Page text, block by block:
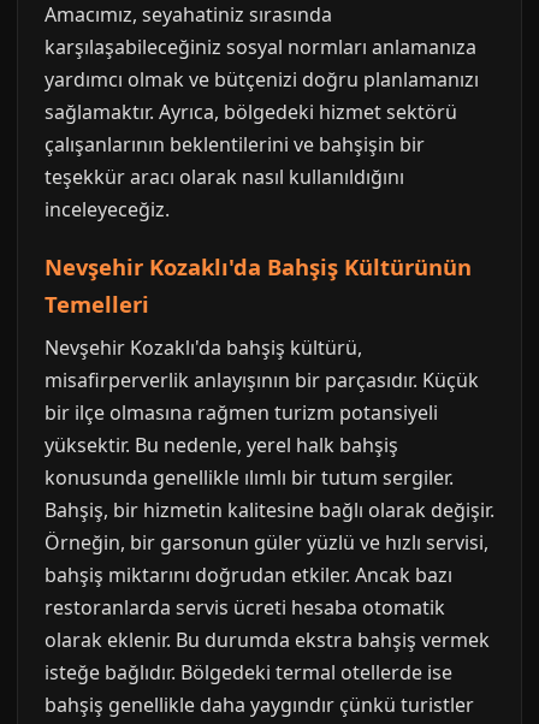
Amacımız, seyahatiniz sırasında
karşılaşabileceğiniz sosyal normları anlamanıza
yardımcı olmak ve bütçenizi doğru planlamanızı
sağlamaktır. Ayrıca, bölgedeki hizmet sektörü
çalışanlarının beklentilerini ve bahşişin bir
teşekkür aracı olarak nasıl kullanıldığını
inceleyeceğiz.
Nevşehir Kozaklı'da Bahşiş Kültürünün
Temelleri
Nevşehir Kozaklı'da bahşiş kültürü,
misafirperverlik anlayışının bir parçasıdır. Küçük
bir ilçe olmasına rağmen turizm potansiyeli
yüksektir. Bu nedenle, yerel halk bahşiş
konusunda genellikle ılımlı bir tutum sergiler.
Bahşiş, bir hizmetin kalitesine bağlı olarak değişir.
Örneğin, bir garsonun güler yüzlü ve hızlı servisi,
bahşiş miktarını doğrudan etkiler. Ancak bazı
restoranlarda servis ücreti hesaba otomatik
olarak eklenir. Bu durumda ekstra bahşiş vermek
isteğe bağlıdır. Bölgedeki termal otellerde ise
bahşiş genellikle daha yaygındır çünkü turistler